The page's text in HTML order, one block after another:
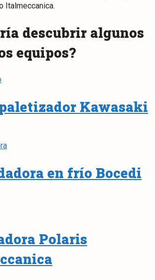
Italmeccanica.
descubrir algunos
equipos?
Kawasaki
en frío Bocedi
Polaris